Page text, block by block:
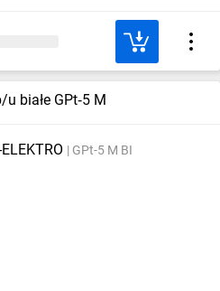
białe GPt‑5 M
GPt-5 M BI